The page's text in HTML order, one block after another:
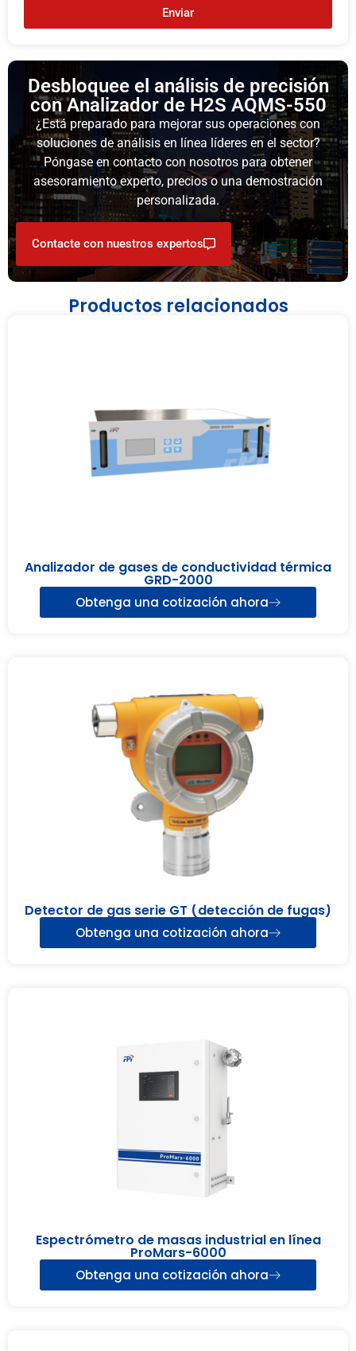
Enviar
Desbloquee el análisis de precisión
con Analizador de H2S AQMS-550
¿Está preparado para mejorar sus operaciones con
soluciones de análisis en línea líderes en el sector?
Póngase en contacto con nosotros para obtener
asesoramiento experto, precios o una demostración
personalizada.
Contacte con nuestros expertos
Productos relacionados
Analizador de gases de conductividad térmica
GRD-2000
Obtenga una cotización ahora
Detector de gas serie GT (detección de fugas)
Obtenga una cotización ahora
Espectrómetro de masas industrial en línea
ProMars-6000
Obtenga una cotización ahora